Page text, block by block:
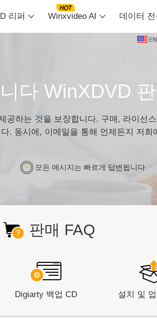
리퍼 Winxvideo AI 데이터
다 WinXDVD
공하는 것을 보장합니다. 구매, 라이선
. 동시에, 이메일을 통해 언제든지 저희
모든 메시지는 빠르게 답변됩니다
판매 FAQ
Digiarty 백업 CD 설치 및